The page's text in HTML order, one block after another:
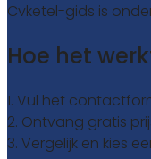
Cvketel-gids is
Hoe het
1. Vul het
2. Ontvang gratis
3. Vergelijk en kies